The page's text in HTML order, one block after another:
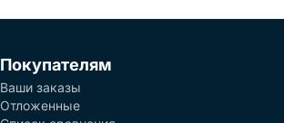
Покупателям
Ваши заказы
Отложенные